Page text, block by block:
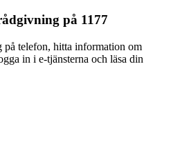
på 1177
telefon, hitta information om
in i e-tjänsterna och läsa din